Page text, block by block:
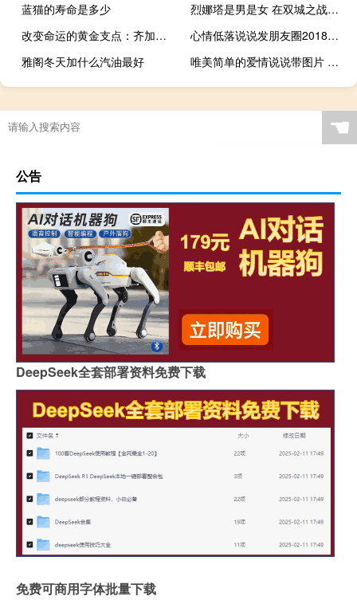
蓝猫的寿命是多少
烈娜塔是男是女 在双城之战出现了吗什么梗
改变命运的黄金支点：齐加尼克效应
心情低落说说发朋友圈2018：你是我青春最烈的酒，而我也认真的醉过
雅阁冬天加什么汽油最好
唯美简单的爱情说说带图片 去见你想见的人吧
☚
公告
DeepSeek全套部署资料免费下载
免费可商用字体批量下载